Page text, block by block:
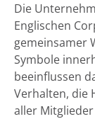
Die
Englischen
gemeinsamer
Symbole
beeinflussen
Verhalten, die
aller